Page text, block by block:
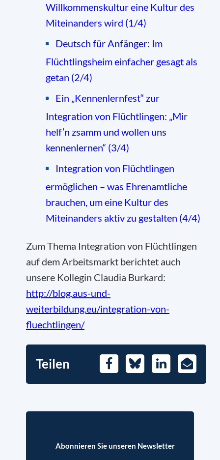
Willkommenskultur eine Kultur des
Miteinanders wird (1/4)
Deutsch für Anfänger: Im
Flüchtlingsheim einfacher gesagt als
getan (2/4)
Ein „Kennenlernfest“ zur
Integration von Flüchtlingen: „Mir
helf’n zsamm und wollen uns
kennenlernen“ (3/4)
Integration von Flüchtlingen
ermöglichen – was Ehrenamtliche
brauchen, um eine Kultur des
Miteinanders aktiv zu gestalten (4/4)
Zum Thema Integration von Flüchtlingen
auf dem Arbeitsmarkt berichtet auch
unsere Kollegin Claudia Burkard:
http://blog.aus-und-
weiterbildung.eu/integration-von-
fluechtlingen/
Teilen FacebookBlueskyLinkedIn
E-
Mail
Abonnieren Sie unseren Newsletter